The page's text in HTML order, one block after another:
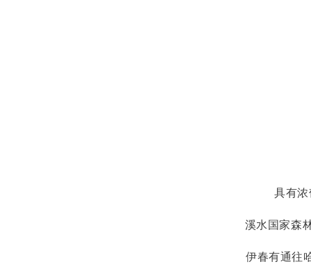
具有浓郁
溪水国家森
伊春有通往哈